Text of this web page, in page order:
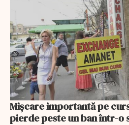
Mișcare importantă pe
pierde peste un ban într-o